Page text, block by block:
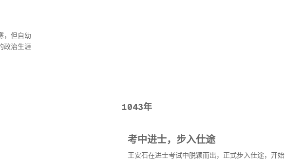
，但自幼
政治生涯
1043年
考中进士，步入仕途
王安石在进士考试中脱颖而出，正式步入仕途，开始